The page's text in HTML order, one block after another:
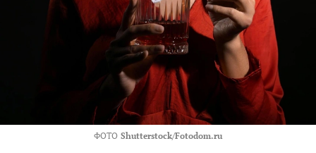
ФОТО Shutterstock/Fotodom.ru